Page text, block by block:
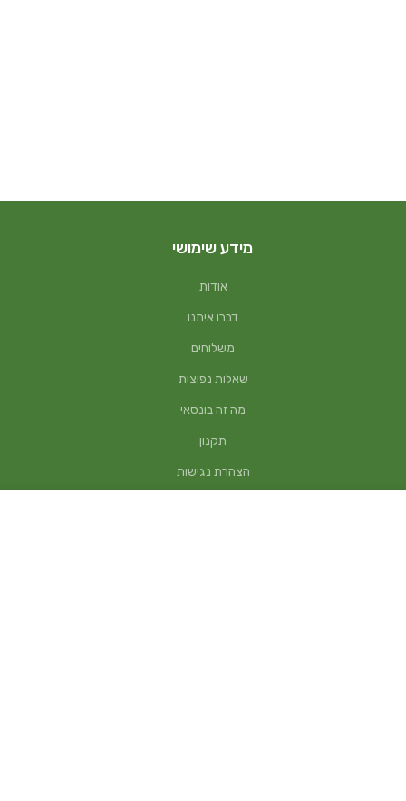
מידע שימושי
אודות
דברו איתנו
משלוחים
שאלות נפוצות
מה זה בונסאי
תקנון
הצהרת נגישות